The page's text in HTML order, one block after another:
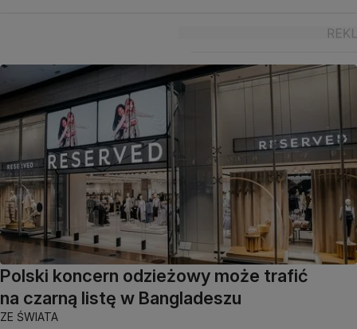
Polski koncern odzieżowy może trafić
na czarną listę w Bangladeszu
ZE ŚWIATA